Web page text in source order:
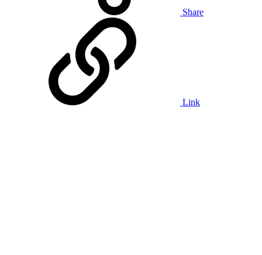
Share
Link